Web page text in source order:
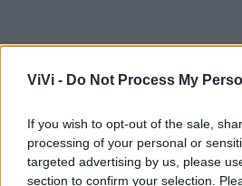
ViVi - Do Not Process My
If you wish to opt-out of the sale,
processing of your personal or
targeted advertising by us, please
section to confirm your selection.
Mondo CIA